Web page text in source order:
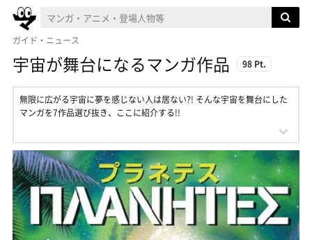
ガイド・ニュース
宇宙が舞台になるマンガ作品 98 Pt.
無限に広がる宇宙に夢を感じない人は居ない?! そんな宇宙を舞台にした
マンガを7作品選び抜き、ここに紹介する!!